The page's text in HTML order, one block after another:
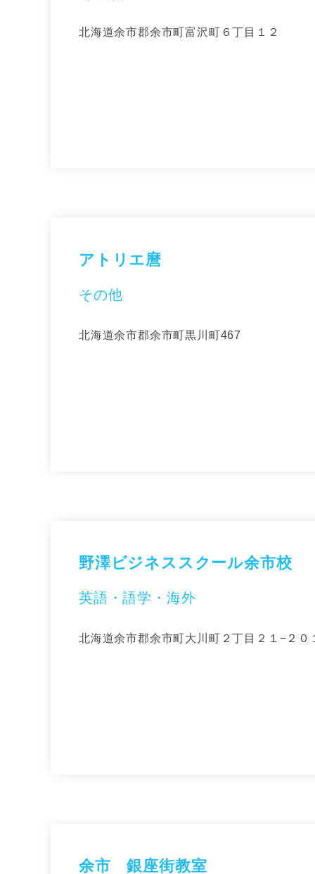
北海道余市郡余市町富沢町６丁目１２
アトリエ麿
その他
北海道余市郡余市町黒川町467
野澤ビジネススクール余市校
英語・語学・海外
北海道余市郡余市町大川町２丁目２１−２０
余市 銀座街教室